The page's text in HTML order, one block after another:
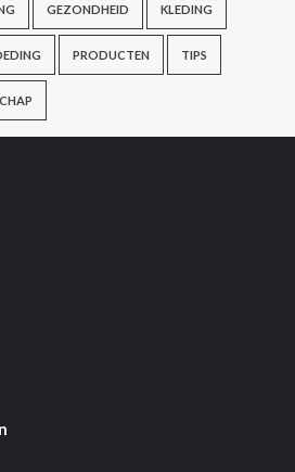
GEZONDHEID KLEDING
PRODUCTEN TIPS